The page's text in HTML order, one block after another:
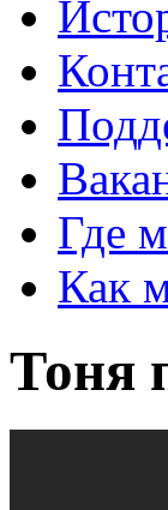
Где
Как
Тоня